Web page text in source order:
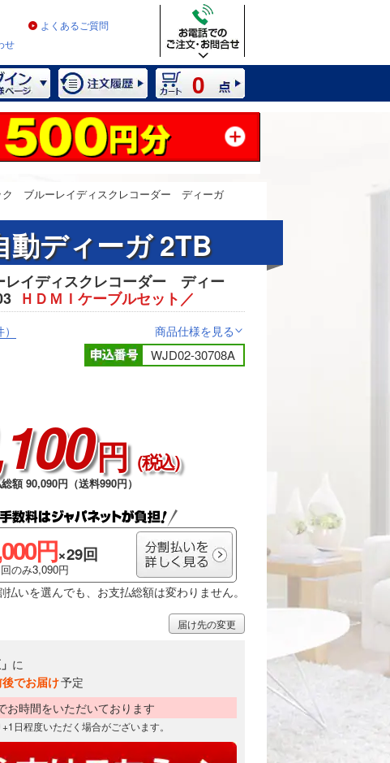
よくあるご質問
せ
0
ク ブルーレイディスクレコーダー ディーガ
ディーガ 2TB
2 / 7
イディスクレコーダー ディー
ＨＤＭＩケーブルセット／
商品仕様を見る>
WJD02-30708A
円 （税込）
額 90,090円（送料990円）
円×29回
のみ3,090円
払いを選んでも、お支払総額は変わりません。
に
でお届け予定
お時間をいただいております
日程度いただく場合がございます。
届け先の変更